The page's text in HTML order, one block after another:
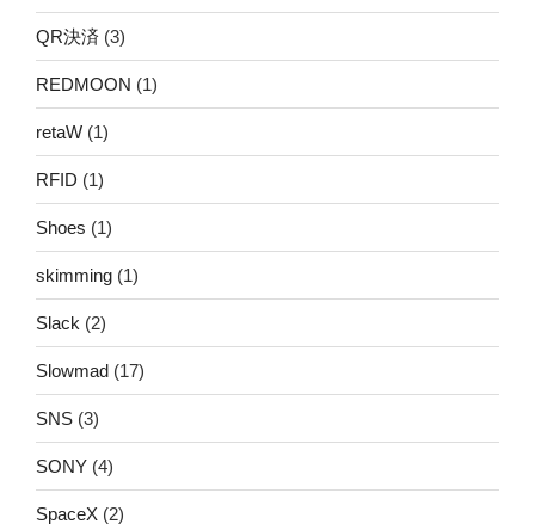
QR決済 (3)
REDMOON (1)
retaW (1)
RFID (1)
Shoes (1)
skimming (1)
Slack (2)
Slowmad (17)
SNS (3)
SONY (4)
SpaceX (2)